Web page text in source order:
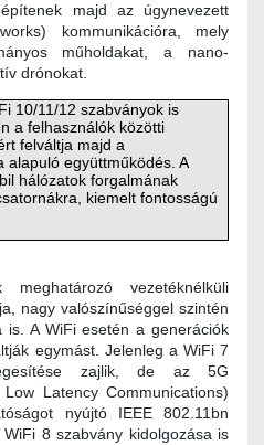
majd az úgynevezett
kommunikációra, mely
műholdakat, a nano-
drónokat.
10/11/12 szabványok is
a felhasználók közötti
felváltja majd a
alapuló együttműködés. A
hálózatok forgalmának
kiemelt fontosságú
vezetéknélküli
nagy valószínűséggel szintén
A WiFi esetén a generációk
egymást. Jelenleg a WiFi 7
zajlik, de az 5G
Latency Communications)
nyújtó IEEE 802.11bn
8 szabvány kidolgozása is